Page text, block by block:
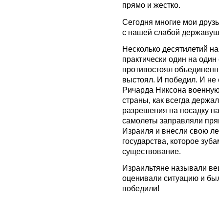
прямо и жестко.
Сегодня многие мои
с нашей слабой
Несколько десятилетий
практически один на
противостоял
выстоял. И победил. И не
Ричарда Никсона
страны, как всегда
разрешения на посадку
самолеты заправляли
Израиля и внесли свою
государства, которое
существование.
Израильтяне называли
оценивали ситуацию и
победили!